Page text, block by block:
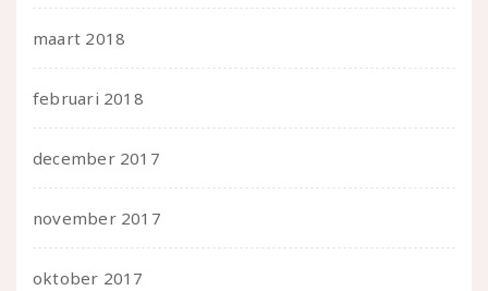
maart 2018
februari 2018
december 2017
november 2017
oktober 2017